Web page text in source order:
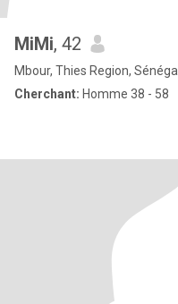
MiMi, 42
Mbour, Thies Region, Sénégal
Cherchant: Homme 38 - 58